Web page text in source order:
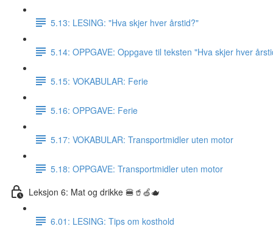
5.13: LESING: "Hva skjer hver årstid?"
5.14: OPPGAVE: Oppgave til teksten "Hva skjer hver
5.15: VOKABULAR: Ferie
5.16: OPPGAVE: Ferie
5.17: VOKABULAR: Transportmidler uten motor
5.18: OPPGAVE: Transportmidler uten motor
Leksjon 6: Mat og drikke 🍔🥤🍏🫖
6.01: LESING: Tips om kosthold